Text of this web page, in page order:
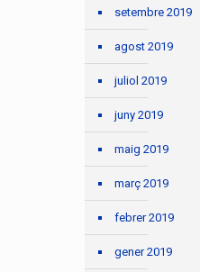
setembre 2019
agost 2019
juliol 2019
juny 2019
maig 2019
març 2019
febrer 2019
gener 2019